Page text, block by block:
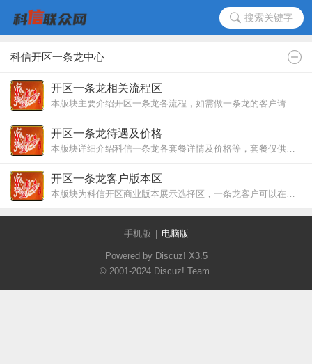
搜索关键字
科信开区一条龙中心
开区一条龙相关流程区
本版块主要介绍开区一条龙各流程，如需做一条龙的客户请进此版了解一条龙各流程！
开区一条龙待遇及价格
本版块详细介绍科信一条龙各套餐详情及价格等，套餐仅供参考，详询客服。
开区一条龙客户版本区
本版块为科信开区商业版本展示选择区，一条龙客户可以在此选择你要开区的版本，如没有你要的版本可以联系客服为你定做！普通客户已可在本版块选择你喜欢的版本联系客服单独购买！
手机版 电脑版
Powered by Discuz! X3.5
© 2001-2024 Discuz! Team.